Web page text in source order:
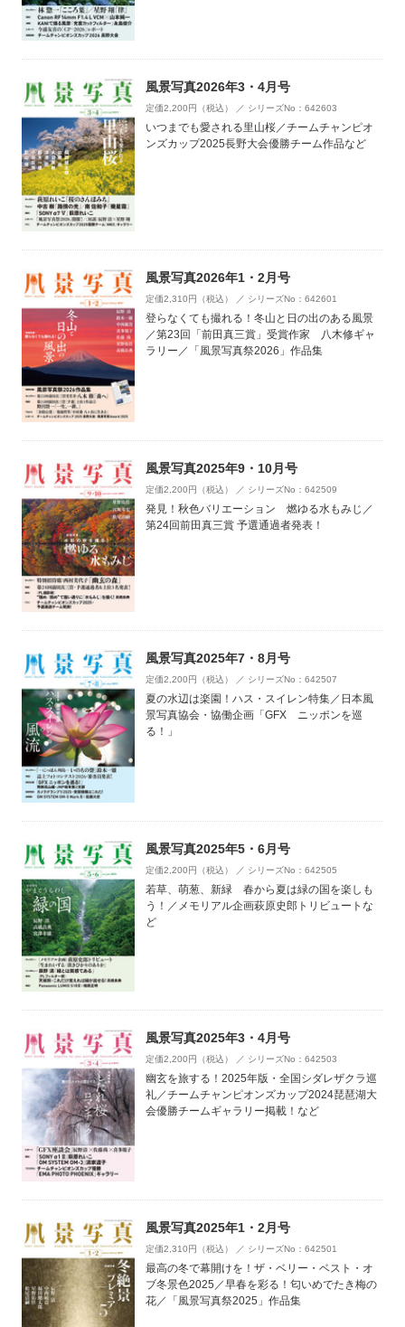
風景写真2026年3・4月号
定価2,200円（税込） ／ シリーズNo：642603
いつまでも愛される里山桜／チームチャンピオ
ンズカップ2025長野大会優勝チーム作品など
風景写真2026年1・2月号
定価2,310円（税込） ／ シリーズNo：642601
登らなくても撮れる！冬山と日の出のある風景
／第23回「前田真三賞」受賞作家 八木修ギャ
ラリー／「風景写真祭2026」作品集
風景写真2025年9・10月号
定価2,200円（税込） ／ シリーズNo：642509
発見！秋色バリエーション 燃ゆる水もみじ／
第24回前田真三賞 予選通過者発表！
風景写真2025年7・8月号
定価2,200円（税込） ／ シリーズNo：642507
夏の水辺は楽園！ハス・スイレン特集／日本風
景写真協会・協働企画「GFX ニッポンを巡
る！」
風景写真2025年5・6月号
定価2,200円（税込） ／ シリーズNo：642505
若草、萌葱、新緑 春から夏は緑の国を楽しも
う！／メモリアル企画萩原史郎トリビュートな
ど
風景写真2025年3・4月号
定価2,200円（税込） ／ シリーズNo：642503
幽玄を旅する！2025年版・全国シダレザクラ巡
礼／チームチャンピオンズカップ2024琵琶湖大
会優勝チームギャラリー掲載！など
風景写真2025年1・2月号
定価2,310円（税込） ／ シリーズNo：642501
最高の冬で幕開けを！ザ・ベリー・ベスト・オ
ブ冬景色2025／早春を彩る！匂いめでたき梅の
花／「風景写真祭2025」作品集